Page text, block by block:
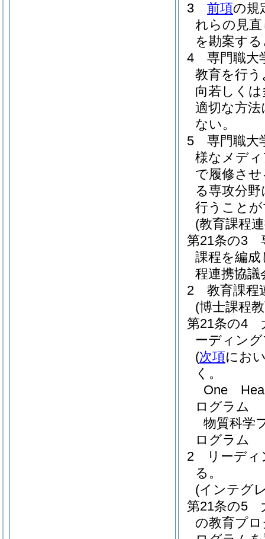
3
前項の規
れらの見
を勘案す
4
専門職大
教育を行
向若しく
適切な方
ない。
5
専門職大
様なメデ
で履修さ
る専攻分
行うこと
(教育課程
第21条の3
課程を編
程連携協議
2
教育課程
(博士課程
第21条の4
ーディン
(次項にお
く。
One
ログラム
物質科学
ログラム
2
リーデ
る。
(インテグ
第21条の5
の教育プ